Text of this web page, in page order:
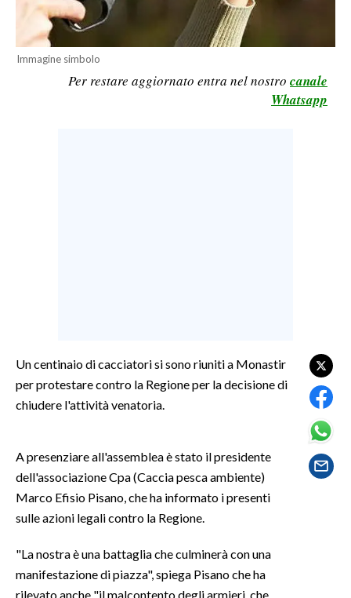
LAVORO
BANDI
SPORT IN SARDEGNA
SPETTACOLI
SALUTE
SARDEGNA TURISMO
NOTIZIE
Immagine simbolo
Per restare aggiornato entra nel nostro canale
Whatsapp
Un centinaio di cacciatori si sono riuniti a Monastir
per protestare contro la Regione per la decisione di
chiudere l'attività venatoria.
A presenziare all'assemblea è stato il presidente
dell'associazione Cpa (Caccia pesca ambiente)
Marco Efisio Pisano, che ha informato i presenti
sulle azioni legali contro la Regione.
"La nostra è una battaglia che culminerà con una
manifestazione di piazza", spiega Pisano che ha
rilevato anche "il malcontento degli armieri, che